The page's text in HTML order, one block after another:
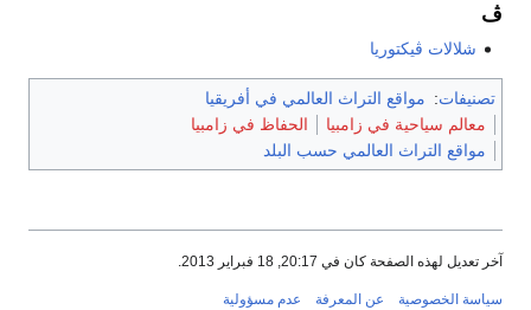
ڤ
شلالات ڤيكتوريا
تصنيفات: مواقع التراث العالمي في أفريقيا
معالم سياحية في زامبيا
الحفاظ في زامبيا
مواقع التراث العالمي حسب البلد
آخر تعديل لهذه الصفحة كان في 20:17, 18 فبراير 2013.
سياسة الخصوصية عن المعرفة عدم مسؤولية